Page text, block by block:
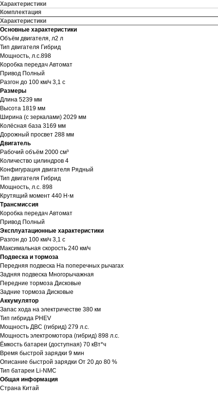
Характеристики
Комплектация
Характеристики
Основные характеристики
Объём двигателя, л2 л
Тип двигателя Гибрид
Мощность, л.с.898
Коробка передач Автомат
Привод Полный
Разгон до 100 км/ч 3,1 с
Размеры
Длина 5239 мм
Высота 1819 мм
Ширина (с зеркалами) 2029 мм
Колёсная база 3169 мм
Дорожный просвет 288 мм
Двигатель
Рабочий объём 2000 см³
Количество цилиндров 4
Конфигурация двигателя Рядный
Тип двигателя Гибрид
Мощность, л.с. 898
Крутящий момент 440 Н⋅м
Трансмиссия
Коробка передач Автомат
Привод Полный
Эксплуатационные характеристики
Разгон до 100 км/ч 3,1 с
Максимальная скорость 240 км/ч
Подвеска и тормоза
Передняя подвеска На поперечных рычагах
Задняя подвеска Многорычажная
Передние тормоза Дисковые
Задние тормоза Дисковые
Аккумулятор
Запас хода на электричестве 380 км
Тип гибрида PHEV
Мощность ДВС (гибрид) 279 л.с.
Мощность электромотора (гибрид) 898 л.с.
Ёмкость батареи (доступная) 70 кВт*ч
Время быстрой зарядки 9 мин
Описание быстрой зарядки От 20 до 80 %
Тип батареи Li-NMC
Общая информация
Страна Китай